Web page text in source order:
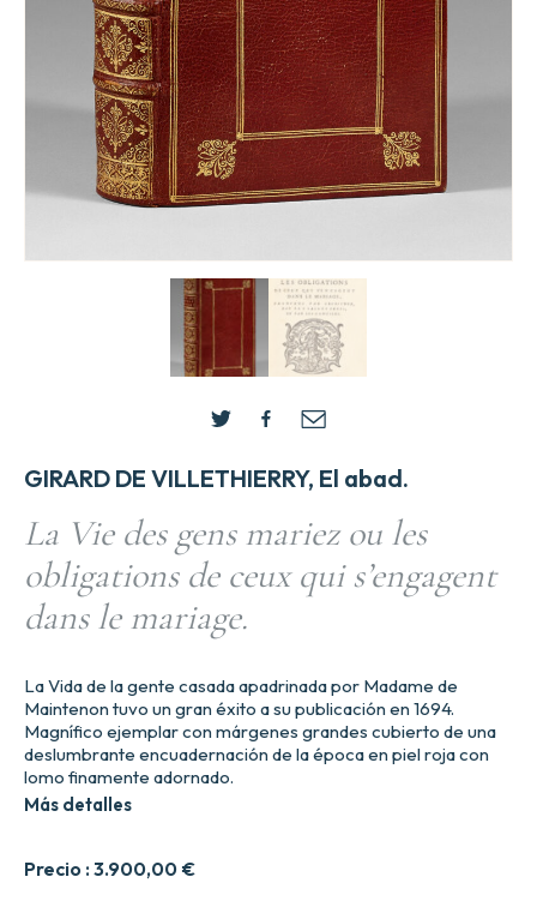
GIRARD DE VILLETHIERRY, El abad.
La Vie des gens mariez ou les
obligations de ceux qui s’engagent
dans le mariage.
Precio :3.900,00 €
La Vida de la gente casada apadrinada por Madame de
Maintenon tuvo un gran éxito a su publicación en 1694.
Magnífico ejemplar con márgenes grandes cubierto de una
deslumbrante encuadernación de la época en piel roja con
lomo finamente adornado.
Más detalles